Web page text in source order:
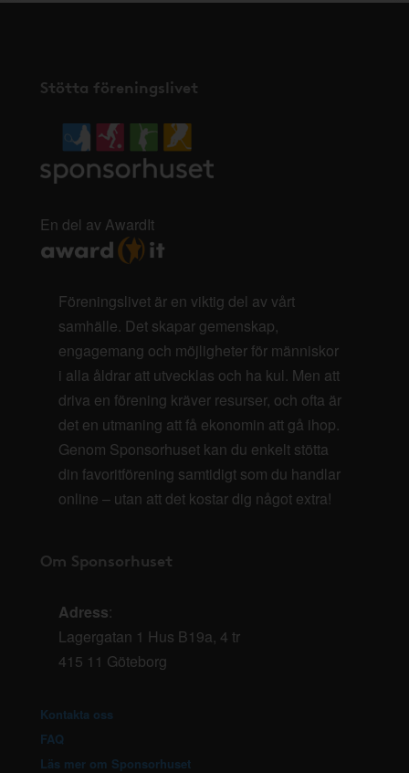
Stötta föreningslivet
En del av AwardIt
Föreningslivet är en viktig del av vårt
samhälle. Det skapar gemenskap,
engagemang och möjligheter för människor
i alla åldrar att utvecklas och ha kul. Men att
driva en förening kräver resurser, och ofta är
det en utmaning att få ekonomin att gå ihop.
Genom Sponsorhuset kan du enkelt stötta
din favoritförening samtidigt som du handlar
online – utan att det kostar dig något extra!
Om Sponsorhuset
Adress:
Lagergatan 1 Hus B19a, 4 tr
415 11 Göteborg
Kontakta oss
FAQ
Läs mer om Sponsorhuset